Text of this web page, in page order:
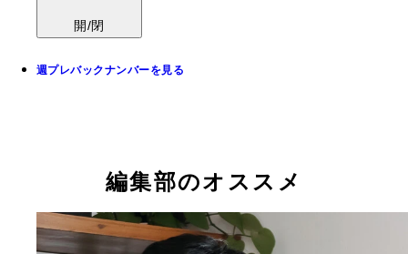
開/閉
週プレバックナンバーを見る
編集部のオススメ